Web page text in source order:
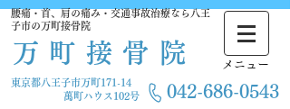
腰痛・首、肩の痛み・交通事故治療なら八王
子市の万町接骨院
万町接骨院 ​メニュー
東京都八王子市万町171-14
萬町ハウス102号
042-686-0543